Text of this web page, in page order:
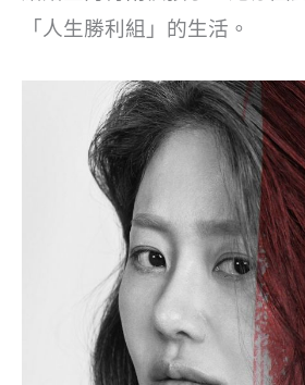
「人生勝利組」的生活。